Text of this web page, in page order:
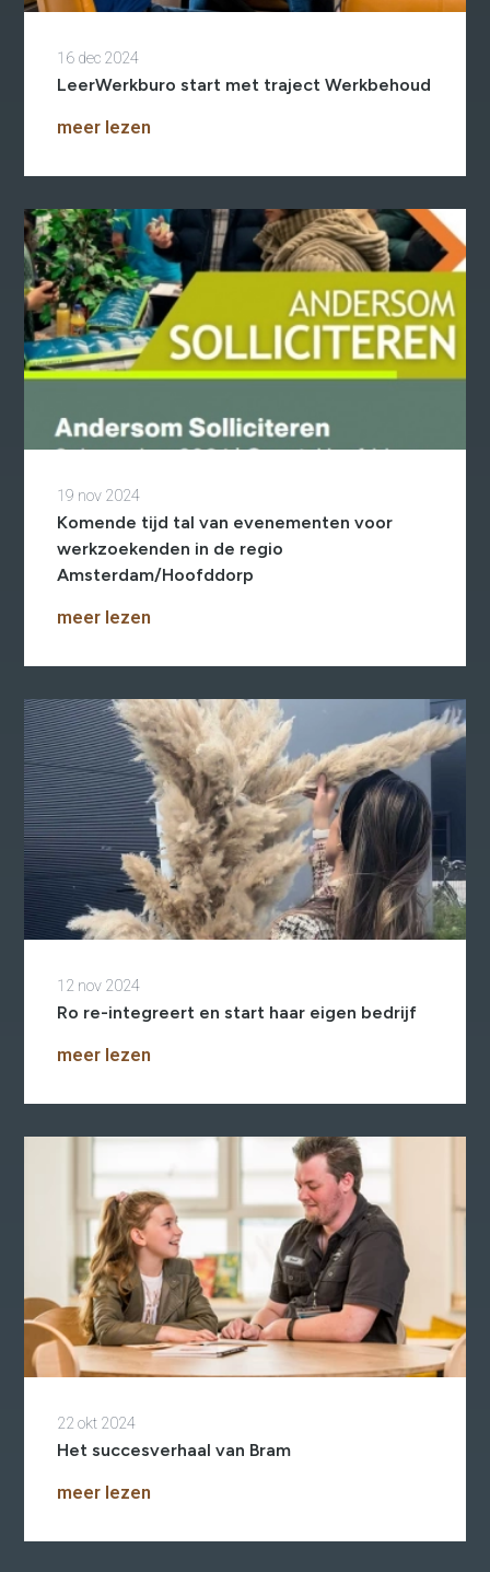
Brochure
Vacatures
Laatste nieuws
Contact
2e Spoortraject
Verantwoord Ondernemen
Ons testcentrum
Vacatures
Contact
Klanten aan het
woord
Klanten aan het woord
Werkgever aan het woord
16 dec 2024
LeerWerkburo start met traject Werkbehoud
meer lezen
19 nov 2024
Komende tijd tal van evenementen voor
werkzoekenden in de regio
Amsterdam/Hoofddorp
meer lezen
12 nov 2024
Ro re-integreert en start haar eigen bedrijf
meer lezen
22 okt 2024
Het succesverhaal van Bram
meer lezen